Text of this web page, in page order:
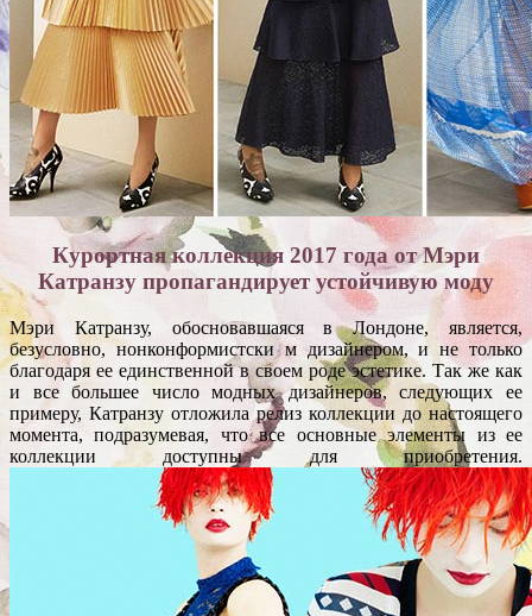
Курортная коллекция 2017 года от Мэри
Катранзу пропагандирует устойчивую моду
Мэри Катранзу, обосновавшаяся в Лондоне, является,
безусловно, нонконформистски м дизайнером, и не только
благодаря ее единственной в своем роде эстетике. Так же как
и все большее число модных дизайнеров, следующих ее
примеру, Катранзу отложила релиз коллекции до настоящего
момента, подразумевая, что все основные элементы из ее
коллекции доступны для приобретения.